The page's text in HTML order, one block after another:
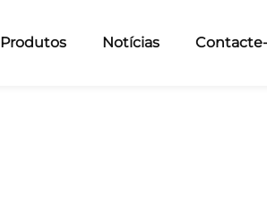
Produtos Notícias